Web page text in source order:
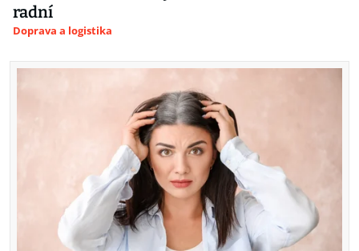
radní
Doprava a logistika